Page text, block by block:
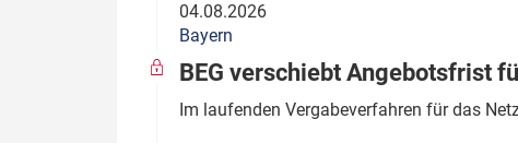
04.08.2026
Bayern
BEG verschiebt Angebotsfrist
Im laufenden Vergabeverfahren für das